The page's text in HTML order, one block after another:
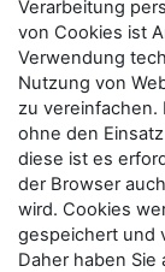
Verarbeitung
von Cookies ist
Verwendung
Nutzung von
zu vereinfachen.
ohne den
diese ist es
der Browser
wird. Cookies
gespeichert und
Daher haben Sie